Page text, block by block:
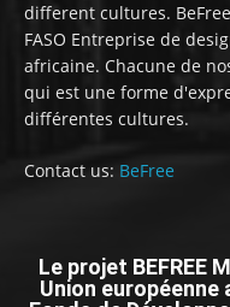
different cultures.
FASO Entreprise de
africaine. Chacune de
qui est une forme
différentes cultures.
Contact us: BeFree
Le projet BEFREE
Union européenne